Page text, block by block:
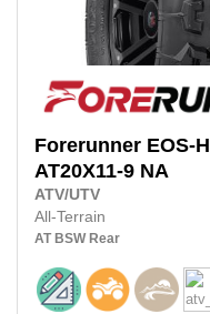
Forerunner EOS-H
AT20X11-9 NA
ATV/UTV
All-Terrain
AT BSW Rear